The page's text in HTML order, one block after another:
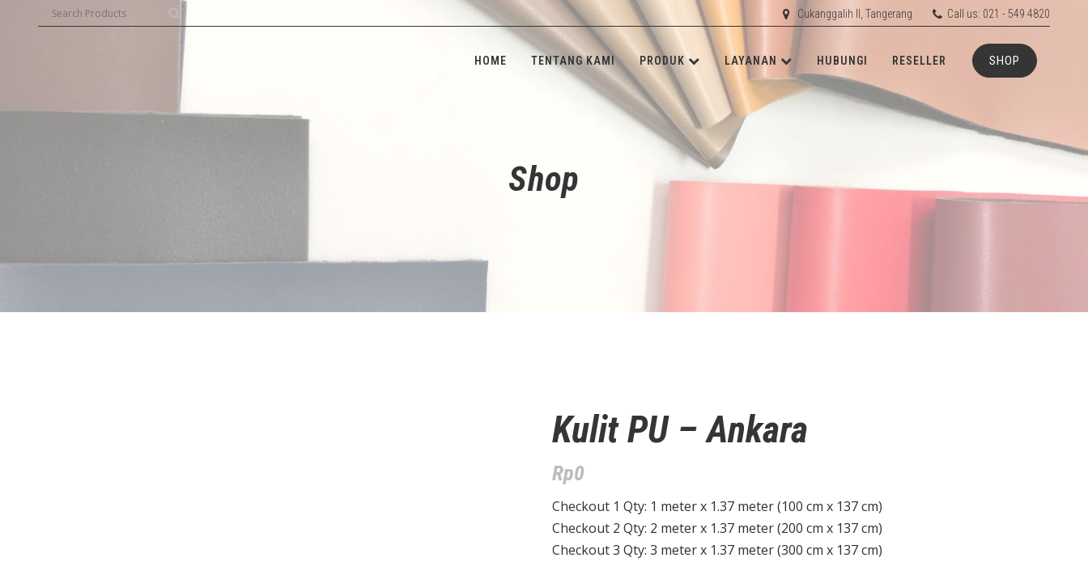
Cukanggalih II, Tangerang Call us: 021 - 549 4820
SHOP
HOME TENTANG KAMI PRODUK
KULIT SINTETIS
INSOLE BOARD
SPONGE & RUBBER
LAYANAN HUBUNGI RESELLER
Shop
Kulit PU – Ankara
Rp0
Checkout 1 Qty: 1 meter x 1.37 meter (100 cm x 137 cm)
Checkout 2 Qty: 2 meter x 1.37 meter (200 cm x 137 cm)
Checkout 3 Qty: 3 meter x 1.37 meter (300 cm x 137 cm)